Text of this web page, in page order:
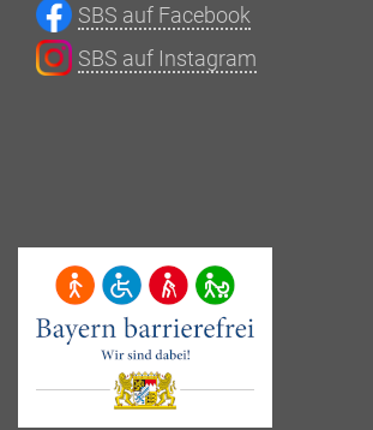
SBS auf Facebook
SBS auf Instagram